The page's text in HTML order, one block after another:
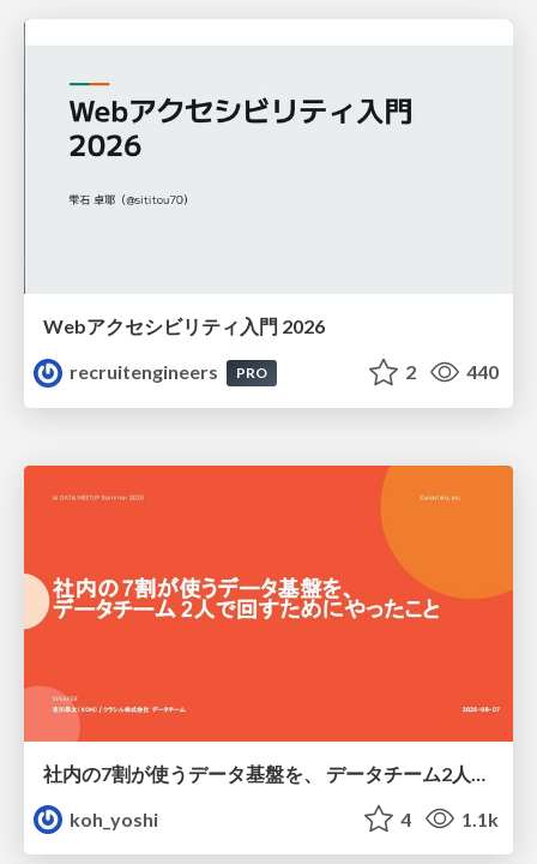
Webアクセシビリティ入門 2026
recruitengineers
PRO 2 440
koh_yoshi
4 1.1k